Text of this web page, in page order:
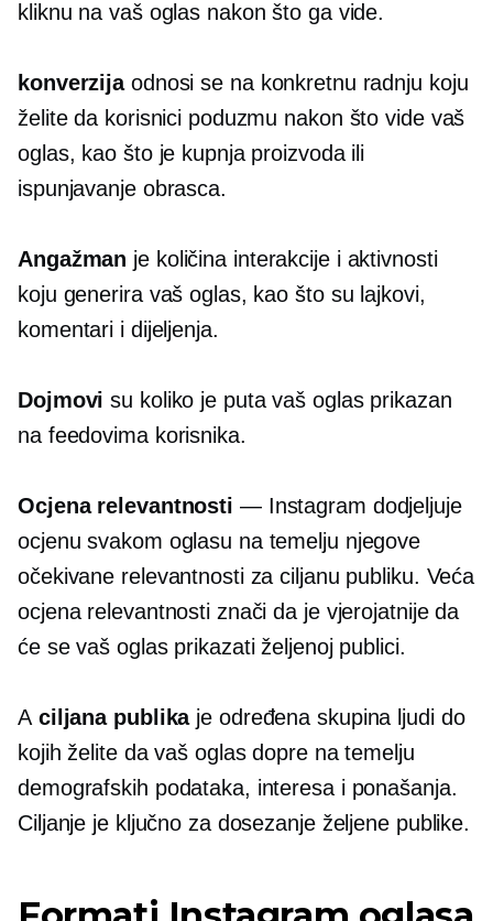
kliknu na vaš oglas nakon što ga vide.
konverzijaodnosi se na konkretnu radnju koju
želite da korisnici poduzmu nakon što vide vaš
oglas, kao što je kupnja proizvoda ili
ispunjavanje obrasca.
Angažman je količina interakcije i aktivnosti
koju generira vaš oglas, kao što su lajkovi,
komentari i dijeljenja.
Dojmovi su koliko je puta vaš oglas prikazan
na feedovima korisnika.
Ocjena relevantnosti — Instagram dodjeljuje
ocjenu svakom oglasu na temelju njegove
očekivane relevantnosti za ciljanu publiku. Veća
ocjena relevantnosti znači da je vjerojatnije da
će se vaš oglas prikazati željenoj publici.
A ciljana publikaje određena skupina ljudi do
kojih želite da vaš oglas dopre na temelju
demografskih podataka, interesa i ponašanja.
Ciljanje je ključno za dosezanje željene publike.